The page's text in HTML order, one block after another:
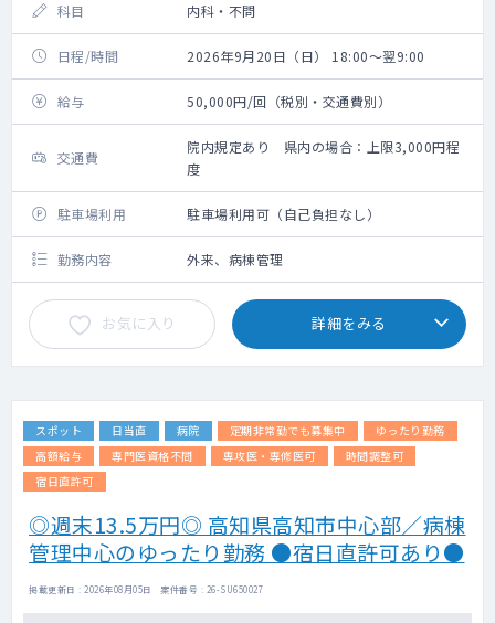
科目 内科・不問
日程/時間 2026年9月20日（日） 18:00～翌9:00
給与 50,000円/回（税別・交通費別）
交通費
院内規定あり 県内の場合：上限3,000円程
度
駐車場利用 駐車場利用可（自己負担なし）
勤務内容 外来、病棟管理
お気に入り 詳細をみる
スポット 日当直 病院 定期非常勤でも募集中
ゆったり勤務
高額給与
専門医資格不問 専攻医・専修医可
時間調整可
宿日直許可
◎週末13.5万円◎ 高知県高知市中心部／病棟
管理中心のゆったり勤務 ●宿日直許可あり●
掲載更新日 : 2026年08月05日 案件番号 : 26-SU650027